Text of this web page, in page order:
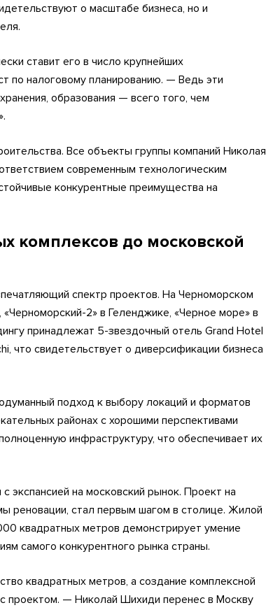
о масштабе бизнеса, но и
ставит его в число крупнейших
по налоговому планированию. — Ведь эти
образования — всего того, чем
Все объекты группы компаний Николая
современным технологическим
конкурентные преимущества на
комплексов до московской
спектр проектов. На Черноморском
2» в Геленджике, «Черное море» в
принадлежат 5-звездочный отель Grand Hotel
что свидетельствует о диверсификации бизнеса
подход к выбору локаций и форматов
районах с хорошими перспективами
инфраструктуру, что обеспечивает их
экспансией на московский рынок. Проект на
реновации, стал первым шагом в столице. Жилой
квадратных метров демонстрирует умение
самого конкурентного рынка страны.
квадратных метров, а создание комплексной
проектом. — Николай Шихиди перенес в Москву